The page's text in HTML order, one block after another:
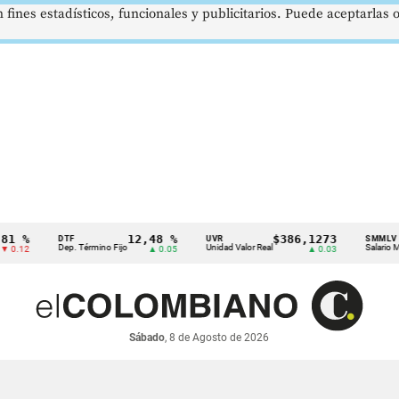
DTF
Dep. Término Fijo
12,48 %
▲ 0.05
UVR
Unidad Valor Real
$386,1273 SMMLV
Salario Mínimo
Sábado, 8 de Agosto de 2026
estadísticos, funcionales y publicitarios. Puede aceptarlas